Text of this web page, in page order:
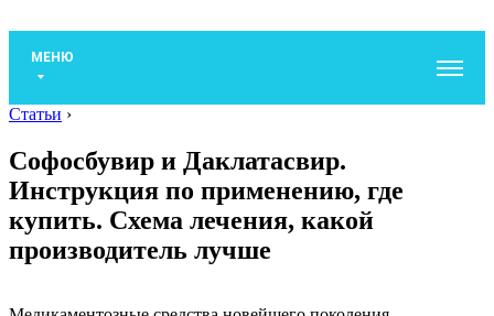
МЕНЮ
Статьи ›
Софосбувир и Даклатасвир.
Инструкция по применению, где
купить. Схема лечения, какой
производитель лучше